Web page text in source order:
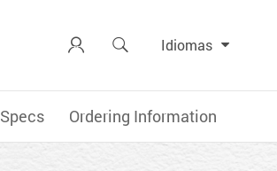
  Idiomas
Specs Ordering Information